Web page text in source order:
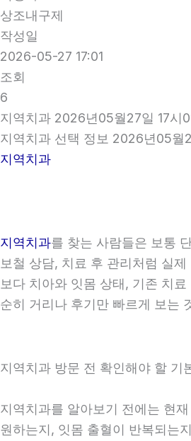
상조내구제
작성일
2026-05-27 17:01
조회
6
지역치과 2026년05월27일 17시
지역치과 선택 정보 2026년05월
지역치과
지역치과를 찾는 사람들은 보통
보철 상담, 치료 후 관리처럼 실
보다 치아와 잇몸 상태, 기존 치
순히 거리나 후기만 빠르게 보는
지역치과 방문 전 확인해야 할 기
지역치과를 알아보기 전에는 현
원하는지, 잇몸 출혈이 반복되는